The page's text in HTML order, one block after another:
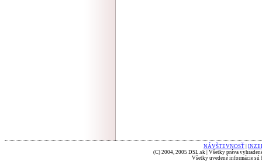
NÁVŠTEVNOSŤ
(C) 2004, 2005 DSL.sk | Všetky práva
Všetky uvedené informácie sú